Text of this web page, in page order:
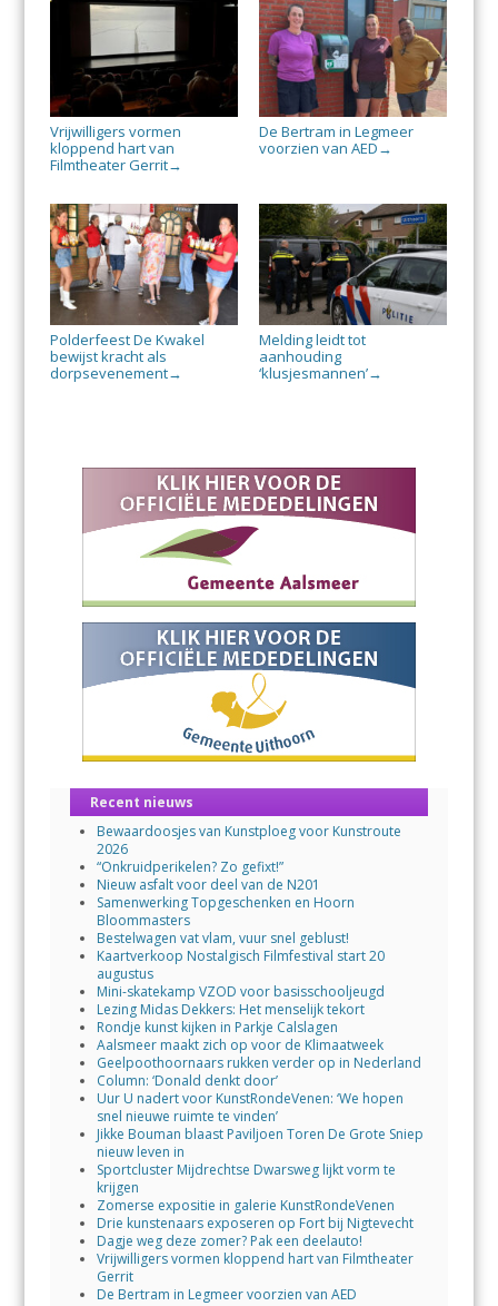
Vrijwilligers vormen
kloppend hart van
Filmtheater Gerrit→
De Bertram in Legmeer
voorzien van AED →
Polderfeest De Kwakel
bewijst kracht als
dorpsevenement→
Melding leidt tot
aanhouding
‘klusjesmannen’→
Recent nieuws
Bewaardoosjes van Kunstploeg voor Kunstroute
2026
“Onkruidperikelen? Zo gefixt!”
Nieuw asfalt voor deel van de N201
Samenwerking Topgeschenken en Hoorn
Bloommasters
Bestelwagen vat vlam, vuur snel geblust!
Kaartverkoop Nostalgisch Filmfestival start 20
augustus
Mini-skatekamp VZOD voor basisschooljeugd
Lezing Midas Dekkers: Het menselijk tekort
Rondje kunst kijken in Parkje Calslagen
Aalsmeer maakt zich op voor de Klimaatweek
Geelpoothoornaars rukken verder op in Nederland
Column: ‘Donald denkt door’
Uur U nadert voor KunstRondeVenen: ‘We hopen
snel nieuwe ruimte te vinden’
Jikke Bouman blaast Paviljoen Toren De Grote Sniep
nieuw leven in
Sportcluster Mijdrechtse Dwarsweg lijkt vorm te
krijgen
Zomerse expositie in galerie KunstRondeVenen
Drie kunstenaars exposeren op Fort bij Nigtevecht
Dagje weg deze zomer? Pak een deelauto!
Vrijwilligers vormen kloppend hart van Filmtheater
Gerrit
De Bertram in Legmeer voorzien van AED